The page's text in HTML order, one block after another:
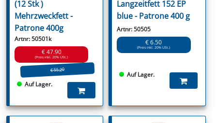
(12 Stk )
Mehrzweckfett -
Patrone 400g
Artnr: 50501k
€ 47.90
(Preis inkl. 20% USt.)
€ 55.20
Auf Lager.
Langzeitfett 152 EP
blue - Patrone 400 g
Artnr: 50505
€ 6.50
(Preis inkl. 20% USt.)
Auf Lager.